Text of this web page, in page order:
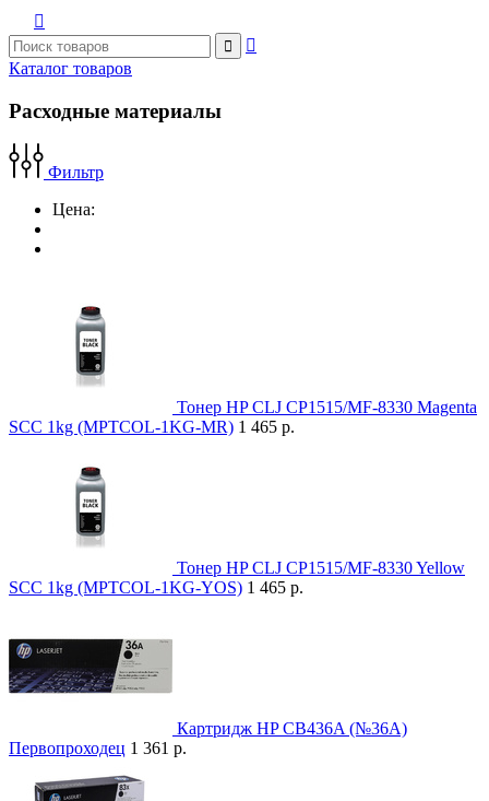



Каталог товаров
Расходные материалы
Фильтр
Цена:
Тонер HP CLJ CP1515/MF-8330 Magenta
SCC 1kg (MPTCOL-1KG-MR) 1 465 р.
Тонер HP CLJ CP1515/MF-8330 Yellow
SCC 1kg (MPTCOL-1KG-YOS) 1 465 р.
Картридж HP CB436A (№36A)
Первопроходец 1 361 р.